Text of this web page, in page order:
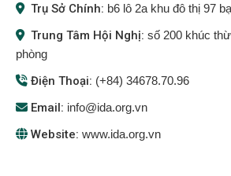
Trụ Sở Chính: b6 lô 2a khu đô thị 97
Trung Tâm Hội Nghị: số 200 khúc
phòng
Điện Thoại: (+84) 34678.70.96
Email: info@ida.org.vn
Website: www.ida.org.vn